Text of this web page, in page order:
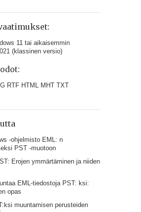
11 tai aikaisemmin
(klassinen versio)
RTF HTML MHT TXT
-ohjelmisto EML: n
PST -muotoon
Erojen ymmärtäminen ja niiden
EML-tiedostoja PST: ksi:
opas
muuntamisen perusteiden